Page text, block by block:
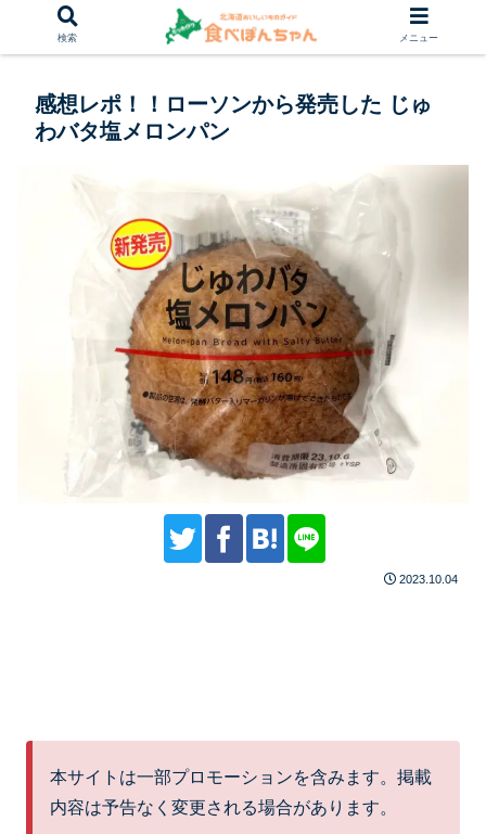
感想レポ！！ローソンから発売した じゅ
わバタ塩メロンパン
2023.10.04
本サイトは一部プロモーションを含みます。掲載
内容は予告なく変更される場合があります。
検索 メニュー